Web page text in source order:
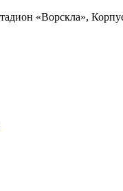
«Ворскла»,